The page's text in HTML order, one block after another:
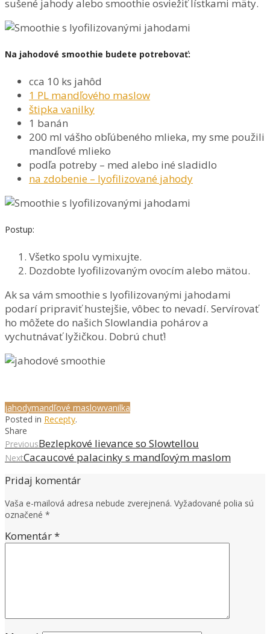
sušené jahody alebo smoothie osviežiť lístkami mäty.
Na jahodové smoothie budete potrebovať:
cca 10 ks jahôd
1 PL mandľového maslow
štipka vanilky
1 banán
200 ml vášho obľúbeného mlieka, my sme použili
mandľové mlieko
podľa potreby – med alebo iné sladidlo
na zdobenie – lyofilizované jahody
Postup:
Všetko spolu vymixujte.
Dozdobte lyofilizovaným ovocím alebo mätou.
Ak sa vám smoothie s lyofilizovanými jahodami
podarí pripraviť hustejšie, vôbec to nevadí. Servírovať
ho môžete do našich Slowlandia pohárov a
vychutnávať lyžičkou. Dobrú chuť!
jahodymandľové maslowvanilka
Posted in Recepty.
Share
PreviousBezlepkové lievance so Slowtellou
NextCacaucové palacinky s mandľovým maslom
Pridaj komentár
Vaša e-mailová adresa nebude zverejnená. Vyžadované polia sú
označené *
Komentár*